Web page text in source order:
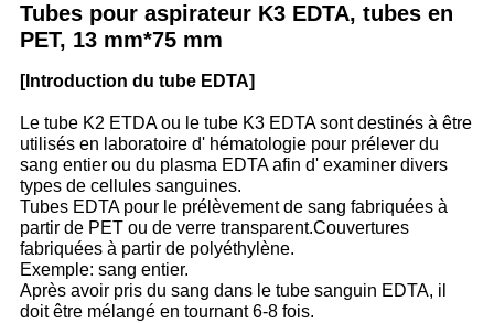
Tubes pour aspirateur K3 EDTA, tubes en
PET, 13 mm*75 mm
[Introduction du tube EDTA]
Le tube K2 ETDA ou le tube K3 EDTA sont destinés à être
utilisés en laboratoire d' hématologie pour prélever du
sang entier ou du plasma EDTA afin d' examiner divers
types de cellules sanguines.
Tubes EDTA pour le prélèvement de sang fabriquées à
partir de PET ou de verre transparent.Couvertures
fabriquées à partir de polyéthylène.
Exemple: sang entier.
Après avoir pris du sang dans le tube sanguin EDTA, il
doit être mélangé en tournant 6-8 fois.